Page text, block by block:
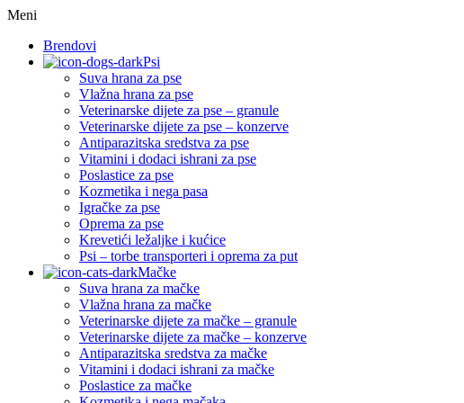
Meni
Brendovi
Psi
Suva hrana za pse
Vlažna hrana za pse
Veterinarske dijete za pse – granule
Veterinarske dijete za pse – konzerve
Antiparazitska sredstva za pse
Vitamini i dodaci ishrani za pse
Poslastice za pse
Kozmetika i nega pasa
Igračke za pse
Oprema za pse
Krevetići ležaljke i kućice
Psi – torbe transporteri i oprema za put
Mačke
Suva hrana za mačke
Vlažna hrana za mačke
Veterinarske dijete za mačke – granule
Veterinarske dijete za mačke – konzerve
Antiparazitska sredstva za mačke
Vitamini i dodaci ishrani za mačke
Poslastice za mačke